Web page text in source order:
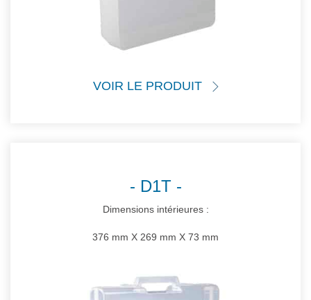
VOIR LE PRODUIT
D1T
Dimensions intérieures :
376 mm X 269 mm X 73 mm